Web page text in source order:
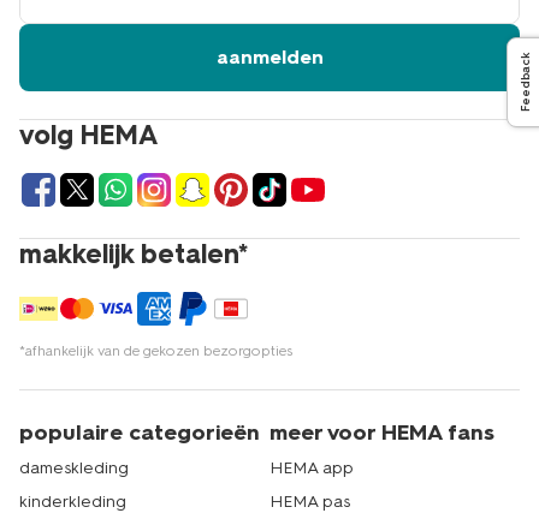
volg HEMA
makkelijk betalen*
*afhankelijk van de gekozen bezorgopties
aanmelden
populaire categorieën
dameskleding
kinderkleding
meer voor HEMA fans
HEMA app
HEMA pas
Feedback